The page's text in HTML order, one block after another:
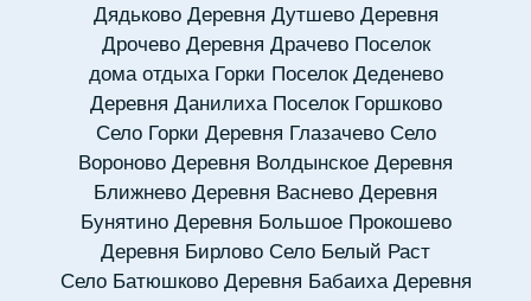
Дядьково Деревня Дутшево Деревня
Дрочево Деревня Драчево Поселок
дома отдыха Горки Поселок Деденево
Деревня Данилиха Поселок Горшково
Село Горки Деревня Глазачево Село
Вороново Деревня Волдынское Деревня
Ближнево Деревня Васнево Деревня
Бунятино Деревня Большое Прокошево
Деревня Бирлово Село Белый Раст
Село Батюшково Деревня Бабаиха Деревня